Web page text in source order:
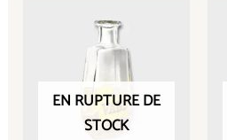
EN RUPTURE DE
STOCK